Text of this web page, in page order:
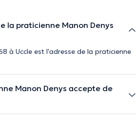
la praticienne Manon Denys
à Uccle est l'adresse de la praticienne
Manon Denys accepte de